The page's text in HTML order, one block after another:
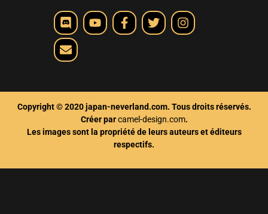
Copyright © 2020 japan-neverland.com. Tous droits réservés.
Créer parcamel-design.com.
Les images sont la propriété de leurs auteurs et éditeurs
respectifs.